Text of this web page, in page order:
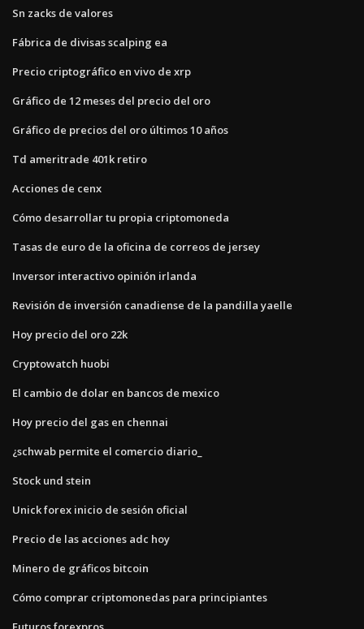
Sn zacks de valores
Fábrica de divisas scalping ea
Precio criptográfico en vivo de xrp
Gráfico de 12 meses del precio del oro
Gráfico de precios del oro últimos 10 años
Td ameritrade 401k retiro
Acciones de cenx
Cómo desarrollar tu propia criptomoneda
Tasas de euro de la oficina de correos de jersey
Inversor interactivo opinión irlanda
Revisión de inversión canadiense de la pandilla yaelle
Hoy precio del oro 22k
Cryptowatch huobi
El cambio de dolar en bancos de mexico
Hoy precio del gas en chennai
¿schwab permite el comercio diario_
Stock und stein
Unick forex inicio de sesión oficial
Precio de las acciones adc hoy
Minero de gráficos bitcoin
Cómo comprar criptomonedas para principiantes